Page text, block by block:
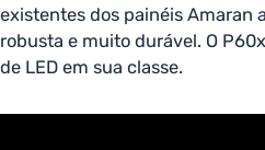
existentes dos painéis Amaran
robusta e muito durável. O
de LED em sua classe.